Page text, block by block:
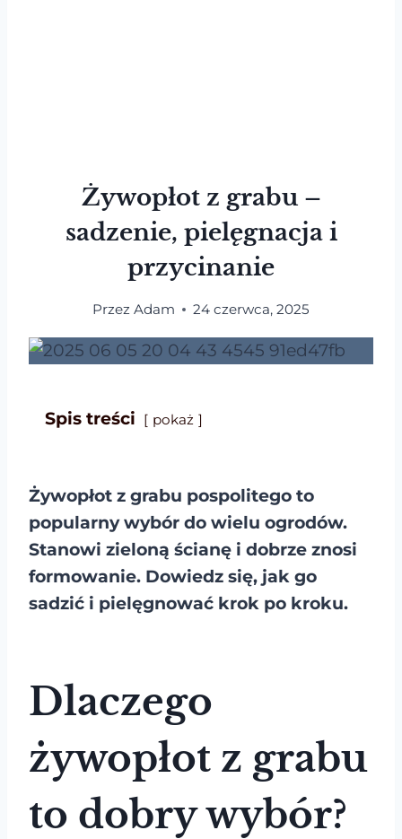
Żywopłot z grabu –
sadzenie, pielęgnacja i
przycinanie
Przez Adam 24 czerwca, 2025
Spis treści pokaż
Żywopłot z grabu pospolitego to
popularny wybór do wielu ogrodów.
Stanowi zieloną ścianę i dobrze znosi
formowanie. Dowiedz się, jak go
sadzić i pielęgnować krok po kroku.
Dlaczego
żywopłot z grabu
to dobry wybór?